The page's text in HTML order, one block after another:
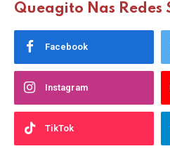
Queagito Nas Redes
Facebook
Instagram
TikTok